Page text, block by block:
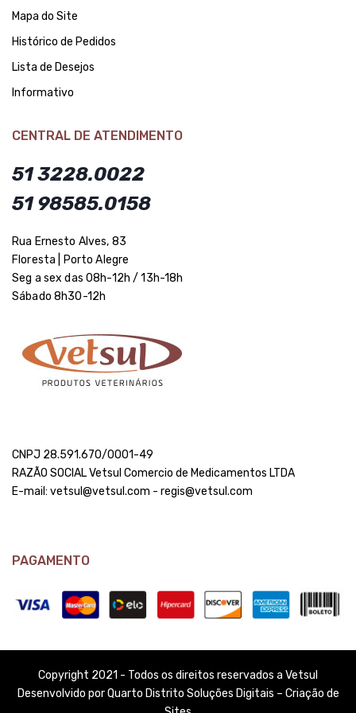
Mapa do Site
Histórico de Pedidos
Lista de Desejos
Informativo
CENTRAL DE ATENDIMENTO
51 3228.0022
51 98585.0158
Rua Ernesto Alves, 83
Floresta | Porto Alegre
Seg a sex das 08h-12h / 13h-18h
Sábado 8h30-12h
CNPJ 28.591.670/0001-49
RAZÃO SOCIAL Vetsul Comercio de Medicamentos LTDA
E-mail: vetsul@vetsul.com - regis@vetsul.com
PAGAMENTO
Copyright 2021 - Todos os direitos reservados a Vetsul
Desenvolvido por Quarto Distrito Soluções Digitais – Criação de